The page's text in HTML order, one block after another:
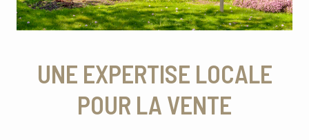
UNE EXPERTISE LOCALE
POUR LA VENTE